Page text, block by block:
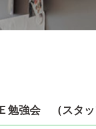
勉強会 （スタッ